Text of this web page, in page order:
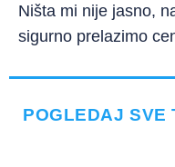
Ništa mi nije jasno,
sigurno prelazimo
POGLEDAJ SVE